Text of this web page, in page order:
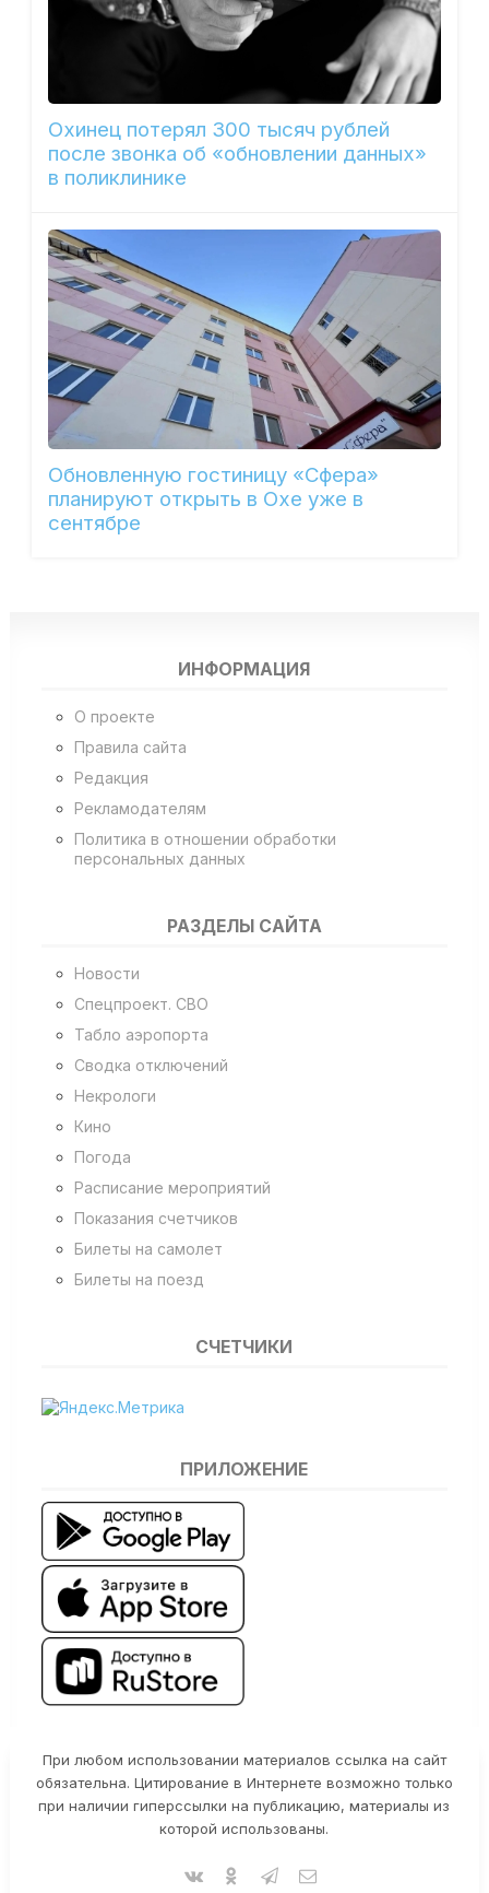
Охинец потерял 300 тысяч рублей
после звонка об «обновлении данных»
в поликлинике
Обновленную гостиницу «Сфера»
планируют открыть в Охе уже в
сентябре
ИНФОРМАЦИЯ
О проекте
Правила сайта
Редакция
Рекламодателям
Политика в отношении обработки
персональных данных
РАЗДЕЛЫ САЙТА
Новости
Спецпроект. СВО
Табло аэропорта
Сводка отключений
Некрологи
Кино
Погода
Расписание мероприятий
Показания счетчиков
Билеты на самолет
Билеты на поезд
СЧЕТЧИКИ
ПРИЛОЖЕНИЕ
При любом использовании материалов ссылка на сайт
обязательна. Цитирование в Интернете возможно только
при наличии гиперссылки на публикацию, материалы из
которой использованы.